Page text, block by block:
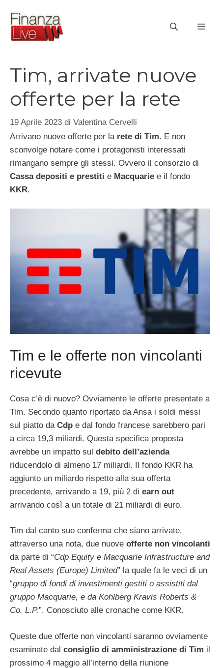
contenuto
Tim, arrivate nuove
offerte per la rete
19 Aprile 2023 di Valentina Cervelli
Arrivano nuove offerte per la rete di Tim. E non
sconvolge notare come i protagonisti interessati
rimangano sempre gli stessi. Ovvero il consorzio di
Cassa depositi e prestiti e Macquarie e il fondo
KKR.
Tim e le offerte non vincolanti
ricevute
Cosa c’è di nuovo? Ovviamente le offerte presentate a
Tim. Secondo quanto riportato da Ansa i soldi messi
sul piatto daCdp e dal fondo francese sarebbero pari
a circa 19,3 miliardi. Questa specifica proposta
avrebbe un impatto sul debito dell’azienda
riducendolo di almeno 17 miliardi. Il fondo KKR ha
aggiunto un miliardo rispetto alla sua offerta
precedente, arrivando a 19, più 2 di earn out
arrivando così a un totale di 21 miliardi di euro.
Tim dal canto suo conferma che siano arrivate,
attraverso una nota, due nuove offerte non vincolanti
da parte di “Cdp Equity e Macquarie Infrastructure and
Real Assets (Europe) Limited” la quale fa le veci di un
“gruppo di fondi di investimenti gestiti o assistiti dal
gruppo Macquarie, e da Kohlberg Kravis Roberts &
Co. L.P.”. Conosciuto alle cronache come KKR.
Queste due offerte non vincolanti saranno ovviamente
esaminate dal consiglio di amministrazione di Tim il
prossimo 4 maggio all’interno della riunione